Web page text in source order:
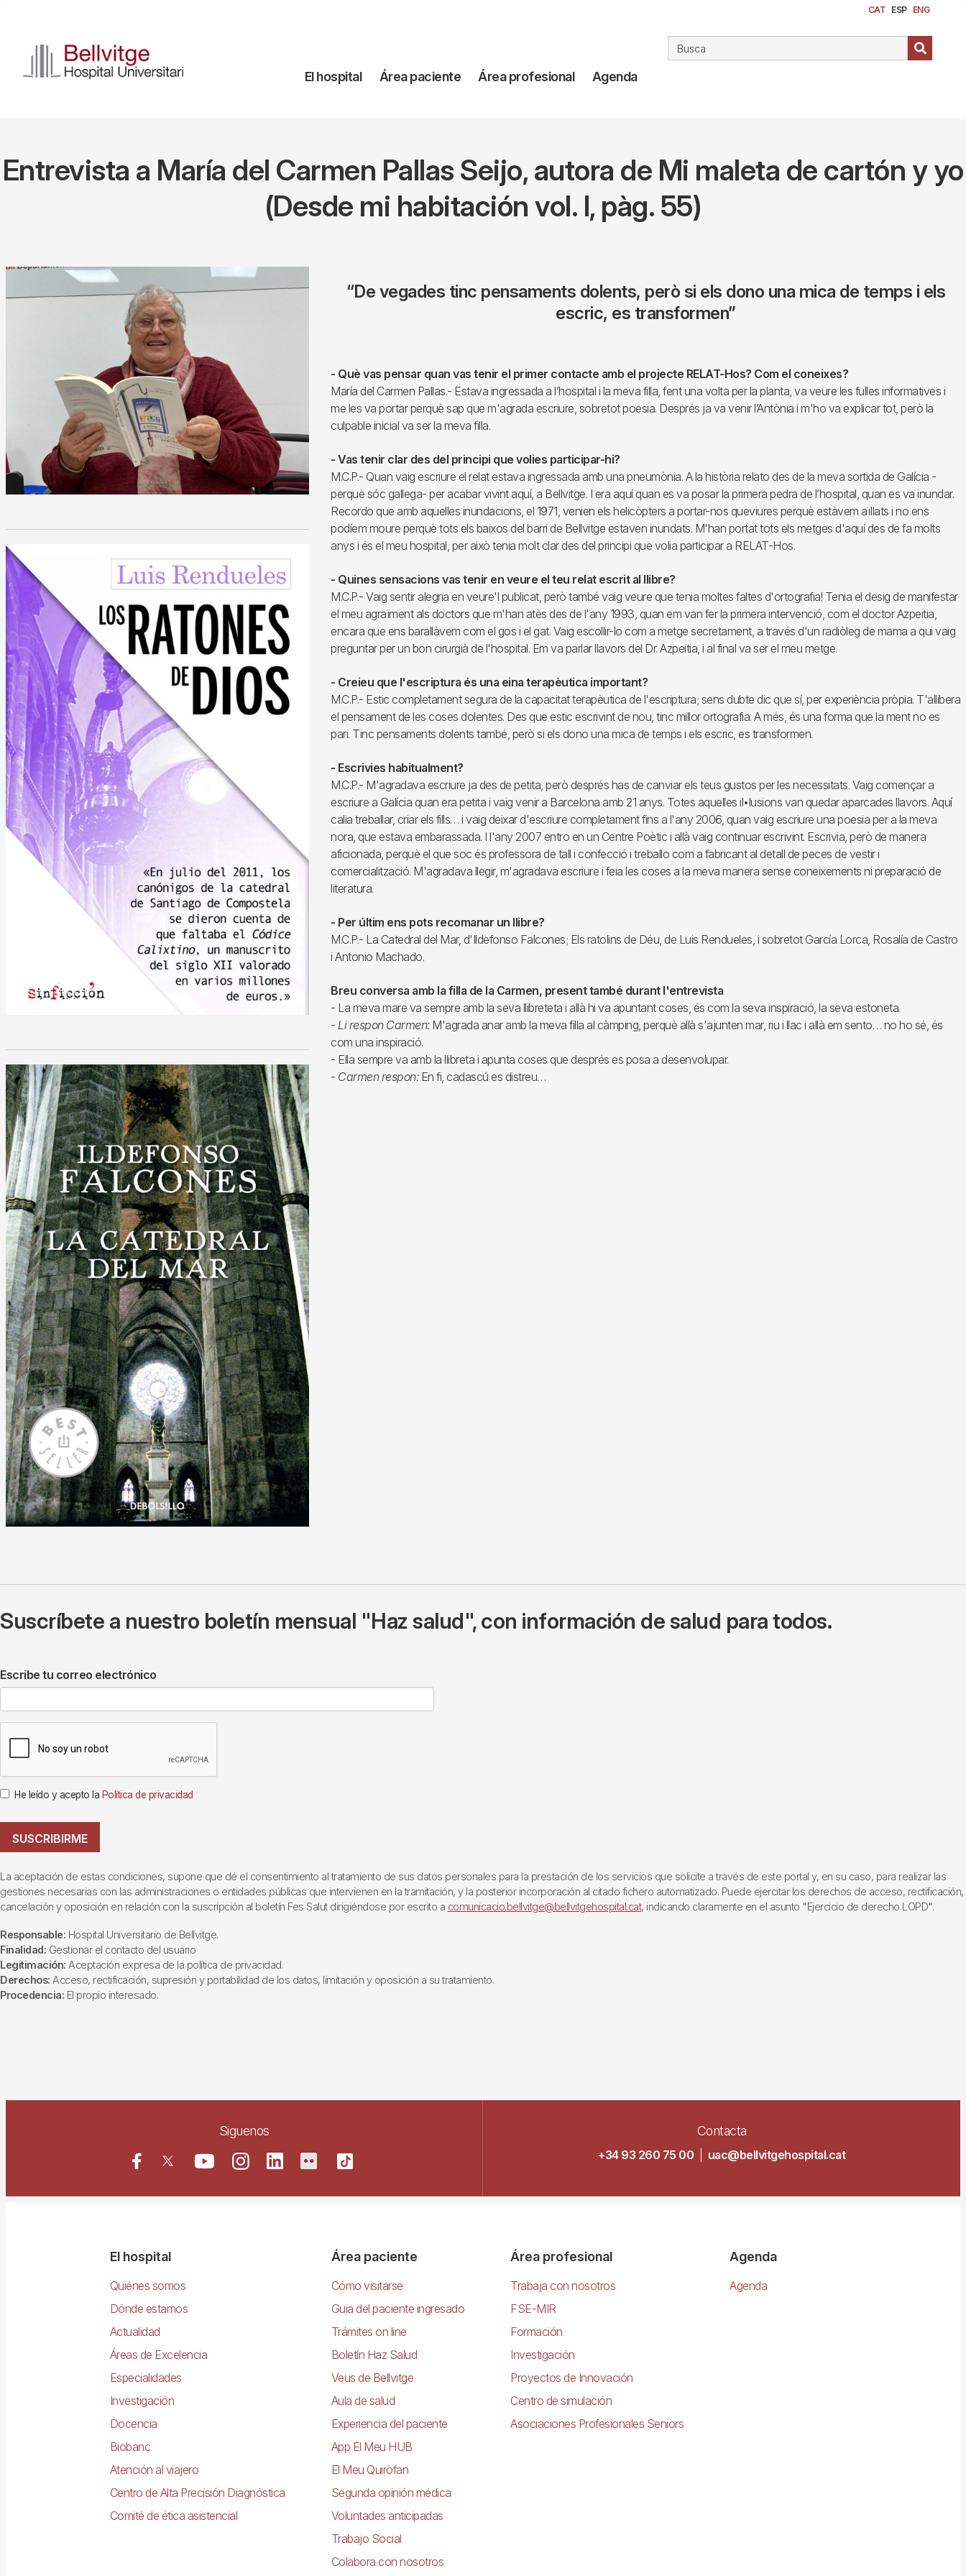
contenido
principal
CAT ESP ENG
Navegación
El hospital Área paciente Área profesional Agenda
Entrevista a María del Carmen Pallas Seijo, autora de Mi maleta de cartón y yo
(Desde mi habitación vol. I, pàg. 55)
“De vegades tinc pensaments dolents, però si els dono una mica de temps i els
escric, es transformen”
- Què vas pensar quan vas tenir el primer contacte amb el projecte RELAT-Hos? Com el coneixes?
María del Carmen Pallas.- Estava ingressada a l’hospital i la meva filla, fent una volta per la planta, va veure les fulles informatives i
me les va portar perquè sap que m'agrada escriure, sobretot poesia. Després ja va venir l’Antònia i m'ho va explicar tot, però la
culpable inicial va ser la meva filla.
- Vas tenir clar des del principi que volies participar-hi?
M.C.P.- Quan vaig escriure el relat estava ingressada amb una pneumònia. A la història relato des de la meva sortida de Galícia -
perquè sóc gallega- per acabar vivint aquí, a Bellvitge. I era aquí quan es va posar la primera pedra de l’hospital, quan es va inundar.
Recordo que amb aquelles inundacions, el 1971, venien els helicòpters a portar-nos queviures perquè estàvem aïllats i no ens
podíem moure perquè tots els baixos del barri de Bellvitge estaven inundats. M'han portat tots els metges d'aquí des de fa molts
anys i és el meu hospital, per això tenia molt clar des del principi que volia participar a RELAT-Hos.
- Quines sensacions vas tenir en veure el teu relat escrit al llibre?
M.C.P.- Vaig sentir alegria en veure'l publicat, però també vaig veure que tenia moltes faltes d'ortografia! Tenia el desig de manifestar
el meu agraïment als doctors que m'han atès des de l'any 1993, quan em van fer la primera intervenció, com el doctor Azpeitia,
encara que ens barallàvem com el gos i el gat. Vaig escollir-lo com a metge secretament, a través d'un radiòleg de mama a qui vaig
preguntar per un bon cirurgià de l'hospital. Em va parlar llavors del Dr. Azpeitia, i al final va ser el meu metge.
- Creieu que l'escriptura és una eina terapèutica important?
M.C.P.- Estic completament segura de la capacitat terapèutica de l'escriptura; sens dubte dic que sí, per experiència pròpia. T'allibera
el pensament de les coses dolentes. Des que estic escrivint de nou, tinc millor ortografia. A més, és una forma que la ment no es
pari. Tinc pensaments dolents també, però si els dono una mica de temps i els escric, es transformen.
- Escrivies habitualment?
M.C.P.- M'agradava escriure ja des de petita, però després has de canviar els teus gustos per les necessitats. Vaig començar a
escriure a Galícia quan era petita i vaig venir a Barcelona amb 21 anys. Totes aquelles il•lusions van quedar aparcades llavors. Aquí
calia treballar, criar els fills… i vaig deixar d'escriure completament fins a l'any 2006, quan vaig escriure una poesia per a la meva
nora, que estava embarassada. I l'any 2007 entro en un Centre Poètic i allà vaig continuar escrivint. Escrivia, però de manera
aficionada, perquè el que soc és professora de tall i confecció i treballo com a fabricant al detall de peces de vestir i
comercialització. M'agradava llegir, m'agradava escriure i feia les coses a la meva manera sense coneixements ni preparació de
literatura.
- Per últim ens pots recomanar un llibre?
M.C.P.- La Catedral del Mar, d'Ildefonso Falcones; Els ratolins de Déu, de Luis Rendueles, i sobretot García Lorca, Rosalía de Castro
i Antonio Machado.
Breu conversa amb la filla de la Carmen, present també durant l'entrevista
- La meva mare va sempre amb la seva llibreteta i allà hi va apuntant coses, és com la seva inspiració, la seva estoneta.
- Li respon Carmen:M'agrada anar amb la meva filla al càmping, perquè allà s'ajunten mar, riu i llac i allà em sento… no ho sé, és
com una inspiració.
- Ella sempre va amb la llibreta i apunta coses que després es posa a desenvolupar.
- Carmen respon:En fi, cadascú es distreu…
Suscríbete a nuestro boletín mensual "Haz salud", con información de salud para todos.
Escribe tu correo electrónico
He leído y acepto la Política de privacidad
SUSCRIBIRME
La aceptación de estas condiciones, supone que dé el consentimiento al tratamiento de sus datos personales para la prestación de los servicios que solicite a través de este portal y, en su caso, para realizar las
gestiones necesarias con las administraciones o entidades públicas que intervienen en la tramitación, y la posterior incorporación al citado fichero automatizado. Puede ejercitar los derechos de acceso, rectificación,
cancelación y oposición en relación con la suscripción al boletín Fes Salut dirigiéndose por escrito a comunicacio.bellvitge@bellvitgehospital.cat, indicando claramente en el asunto "Ejercicio de derecho LOPD".
Responsable: Hospital Universitario de Bellvitge.
Finalidad: Gestionar el contacto del usuario
Legitimación: Aceptación expresa de la política de privacidad.
Derechos: Acceso, rectificación, supresión y portabilidad de los datos, limitación y oposición a su tratamiento.
Procedencia: El propio interesado.
Siguenos Contacta
+34 93 260 75 00 uac@bellvitgehospital.cat
NavegacióEl hospital
Quiénes somos
Dónde estamos
Actualidad
Áreas de Excelencia
Especialidades
Investigación
Docencia
Biobanc
Atención al viajero
Centro de Alta Precisión Diagnóstica
Comité de ética asistencial
Área paciente
Cómo visitarse
Guia del paciente ingresado
Trámites on line
Boletín Haz Salud
Veus de Bellvitge
Aula de salud
Experiencia del paciente
App El Meu HUB
El Meu Quiròfan
Segunda opinión médica
Voluntades anticipadas
Trabajo Social
Colabora con nosotros
Área profesional
Trabaja con nosotros
FSE-MIR
Formación
Investigación
Proyectos de Innovación
Centro de simulación
Asociaciones Profesionales Seniors
Agenda
Agenda